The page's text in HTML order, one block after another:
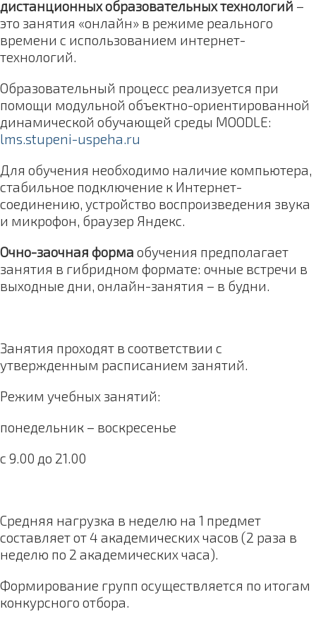
дистанционных образовательных технологий –
это занятия «онлайн» в режиме реального
времени с использованием интернет-
технологий.
Образовательный процесс реализуется при
помощи модульной объектно-ориентированной
динамической обучающей среды MOODLE:
lms.stupeni-uspeha.ru
Для обучения необходимо наличие компьютера,
стабильное подключение к Интернет-
соединению, устройство воспроизведения звука
и микрофон, браузер Яндекс.
Очно-заочная форма обучения предполагает
занятия в гибридном формате: очные встречи в
выходные дни, онлайн-занятия – в будни.
Занятия проходят в соответствии с
утвержденным расписанием занятий.
Режим учебных занятий:
понедельник – воскресенье
с 9.00 до 21.00
Средняя нагрузка в неделю на 1 предмет
составляет от 4 академических часов (2 раза в
неделю по 2 академических часа).
Формирование групп осуществляется по итогам
конкурсного отбора.